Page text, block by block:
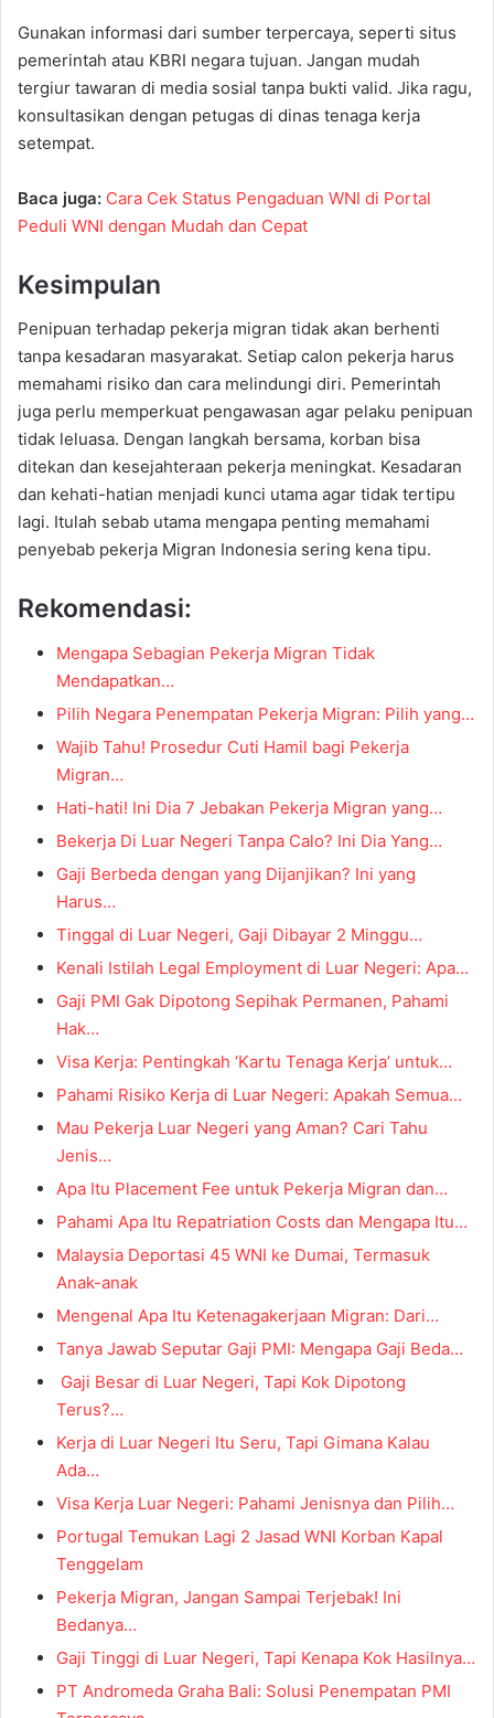
Gunakan informasi dari sumber terpercaya, seperti situs
pemerintah atau KBRI negara tujuan. Jangan mudah
tergiur tawaran di media sosial tanpa bukti valid. Jika ragu,
konsultasikan dengan petugas di dinas tenaga kerja
setempat.
Baca juga: Cara Cek Status Pengaduan WNI di Portal
Peduli WNI dengan Mudah dan Cepat
Kesimpulan
Penipuan terhadap pekerja migran tidak akan berhenti
tanpa kesadaran masyarakat. Setiap calon pekerja harus
memahami risiko dan cara melindungi diri. Pemerintah
juga perlu memperkuat pengawasan agar pelaku penipuan
tidak leluasa. Dengan langkah bersama, korban bisa
ditekan dan kesejahteraan pekerja meningkat. Kesadaran
dan kehati-hatian menjadi kunci utama agar tidak tertipu
lagi. Itulah sebab utama mengapa penting memahami
penyebab pekerja Migran Indonesia sering kena tipu.
Rekomendasi:
Mengapa Sebagian Pekerja Migran Tidak
Mendapatkan…
Pilih Negara Penempatan Pekerja Migran: Pilih yang…
Wajib Tahu! Prosedur Cuti Hamil bagi Pekerja
Migran…
Hati-hati! Ini Dia 7 Jebakan Pekerja Migran yang…
Bekerja Di Luar Negeri Tanpa Calo? Ini Dia Yang…
Gaji Berbeda dengan yang Dijanjikan? Ini yang
Harus…
Tinggal di Luar Negeri, Gaji Dibayar 2 Minggu…
Kenali Istilah Legal Employment di Luar Negeri: Apa…
Gaji PMI Gak Dipotong Sepihak Permanen, Pahami
Hak…
Visa Kerja: Pentingkah ‘Kartu Tenaga Kerja’ untuk…
Pahami Risiko Kerja di Luar Negeri: Apakah Semua…
Mau Pekerja Luar Negeri yang Aman? Cari Tahu
Jenis…
Apa Itu Placement Fee untuk Pekerja Migran dan…
Pahami Apa Itu Repatriation Costs dan Mengapa Itu…
Malaysia Deportasi 45 WNI ke Dumai, Termasuk
Anak-anak
Mengenal Apa Itu Ketenagakerjaan Migran: Dari…
Tanya Jawab Seputar Gaji PMI: Mengapa Gaji Beda…
Gaji Besar di Luar Negeri, Tapi Kok Dipotong
Terus?…
Kerja di Luar Negeri Itu Seru, Tapi Gimana Kalau
Ada…
Visa Kerja Luar Negeri: Pahami Jenisnya dan Pilih…
Portugal Temukan Lagi 2 Jasad WNI Korban Kapal
Tenggelam
Pekerja Migran, Jangan Sampai Terjebak! Ini
Bedanya…
Gaji Tinggi di Luar Negeri, Tapi Kenapa Kok Hasilnya…
PT Andromeda Graha Bali: Solusi Penempatan PMI